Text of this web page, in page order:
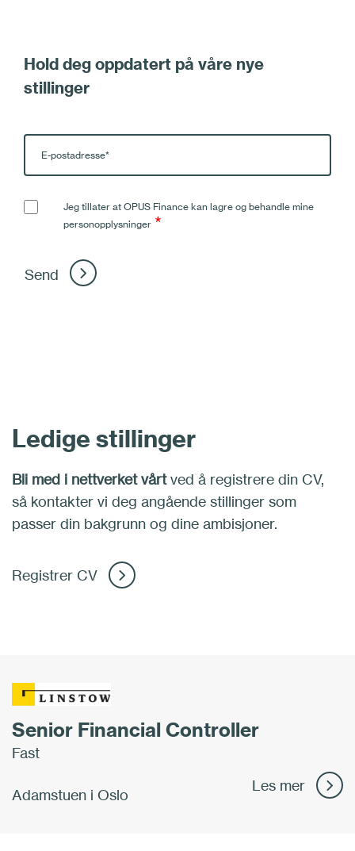
Hold deg oppdatert på våre nye
stillinger
Jeg tillater at OPUS Finance kan lagre og behandle mine
personopplysninger *
Ledige stillinger
Bli med i nettverket vårtved å registrere din CV,
så kontakter vi deg angående stillinger som
passer din bakgrunn og dine ambisjoner.
Registrer CV
Senior Financial Controller
Fast
Adamstuen i Oslo
Les mer